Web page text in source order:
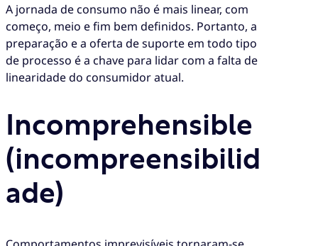
A jornada de consumo não é mais linear, com
começo, meio e fim bem definidos. Portanto, a
preparação e a oferta de suporte em todo tipo
de processo é a chave para lidar com a falta de
linearidade do consumidor atual.
Incomprehensible
(incompreensibilid
ade)